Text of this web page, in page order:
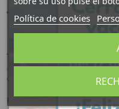
Té negro
Té negro de origen Chino
achocolatado, con un
orquídea.
Política de cookies